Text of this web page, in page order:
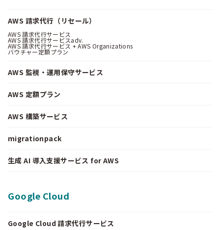
AWS 請求代行（リセール）
AWS 請求代行サービス
AWS 請求代行サービスadv.
AWS 請求代行サービス + AWS Organizations
バウチャー定額プラン
AWS 監視・運用保守サービス
AWS 定額プラン
AWS 構築サービス
migrationpack
生成 AI 導入支援サービス for AWS
Google Cloud
Google Cloud 請求代行サービス